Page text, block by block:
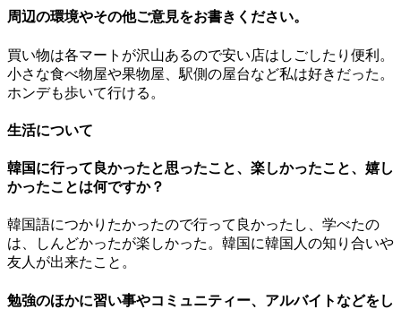
周辺の環境やその他ご意見をお書きください。
買い物は各マートが沢山あるので安い店はしごしたり便利。
小さな食べ物屋や果物屋、駅側の屋台など私は好きだった。
ホンデも歩いて行ける。
生活について
韓国に行って良かったと思ったこと、楽しかったこと、嬉し
かったことは何ですか？
韓国語につかりたかったので行って良かったし、学べたの
は、しんどかったが楽しかった。韓国に韓国人の知り合いや
友人が出来たこと。
勉強のほかに習い事やコミュニティー、アルバイトなどをし